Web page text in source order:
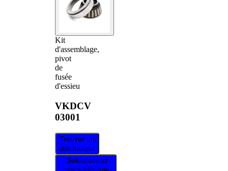
Kit
d'assemblage,
pivot
de
fusée
d'essieu
VKDCV
03001
Trouver un
distributeur
Sélectionnez